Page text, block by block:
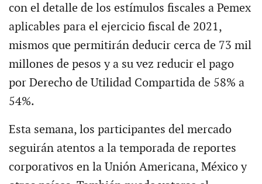
con el detalle de los estímulos fiscales a Pemex
aplicables para el ejercicio fiscal de 2021,
mismos que permitirán deducir cerca de 73 mil
millones de pesos y a su vez reducir el pago
por Derecho de Utilidad Compartida de 58% a
54%.
Esta semana, los participantes del mercado
seguirán atentos a la temporada de reportes
corporativos en la Unión Americana, México y